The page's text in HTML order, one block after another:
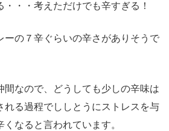
・・・考えただけでも辛すぎる！
ーの７辛ぐらいの辛さがありそうで
間なので、どうしても少しの辛味は
れる過程でししとうにストレスを与
なると言われています。